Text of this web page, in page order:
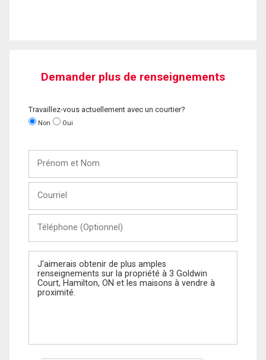
Demander plus de renseignements
Travaillez-vous actuellement avec un courtier?
Non Oui
Nom
(Optionnel)
Message